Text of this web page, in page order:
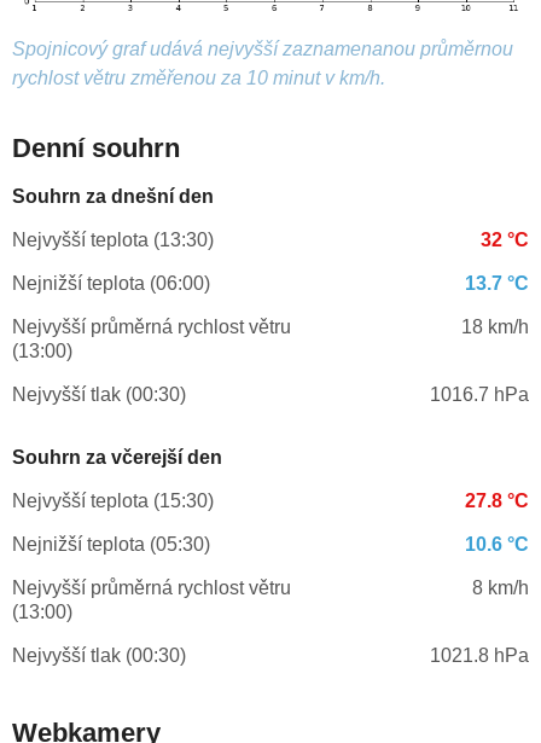
Spojnicový graf udává nejvyšší zaznamenanou průměrnou
rychlost větru změřenou za 10 minut v km/h.
Denní souhrn
Souhrn za dnešní den
Nejvyšší teplota (13:30) 32 °C
Nejnižší teplota (06:00) 13.7 °C
Nejvyšší průměrná rychlost větru
(13:00)
18 km/h
Nejvyšší tlak (00:30) 1016.7 hPa
Souhrn za včerejší den
Nejvyšší teplota (15:30) 27.8 °C
Nejnižší teplota (05:30) 10.6 °C
Nejvyšší průměrná rychlost větru
(13:00)
8 km/h
Nejvyšší tlak (00:30) 1021.8 hPa
Webkamery